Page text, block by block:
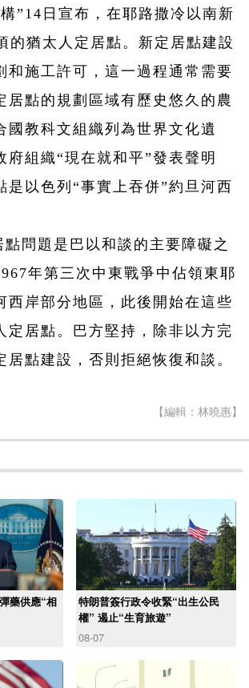
”14日宣布，在耶路撒冷以南新
的猶太人定居點。新定居點建設
和施工許可，這一過程通常需要
居點的規劃區域有歷史悠久的農
國教科文組織列為世界文化遺
府組織“現在就和平”發表聲明
是以色列“事實上吞併”約旦河西
點問題是巴以和談的主要障礙之
年第三次中東戰爭中佔領東耶
西岸部分地區，此後開始在這些
定居點。巴方堅持，除非以方完
居點建設，否則拒絕恢復和談。
【編輯：林曉惠】
藥供應“相
特朗普簽行政令收緊“出生公民
權” 遏止“生育旅遊”
08-07